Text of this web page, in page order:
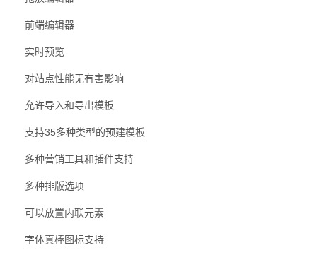
前端编辑器
实时预览
对站点性能无有害影响
允许导入和导出模板
支持35多种类型的预建模板
多种营销工具和插件支持
多种排版选项
可以放置内联元素
字体真棒图标支持